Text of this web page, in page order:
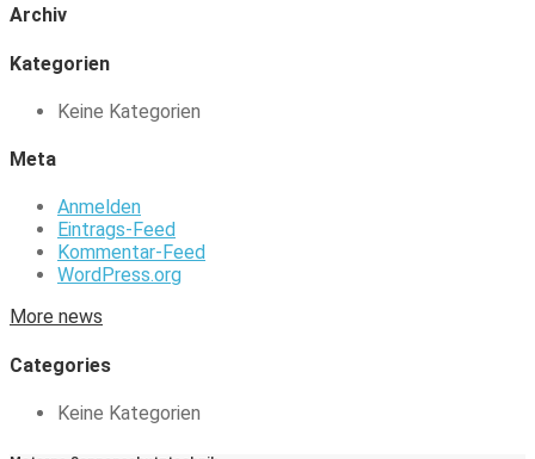
Archiv
Kategorien
Keine Kategorien
Meta
Anmelden
Eintrags-Feed
Kommentar-Feed
WordPress.org
More news
Categories
Keine Kategorien